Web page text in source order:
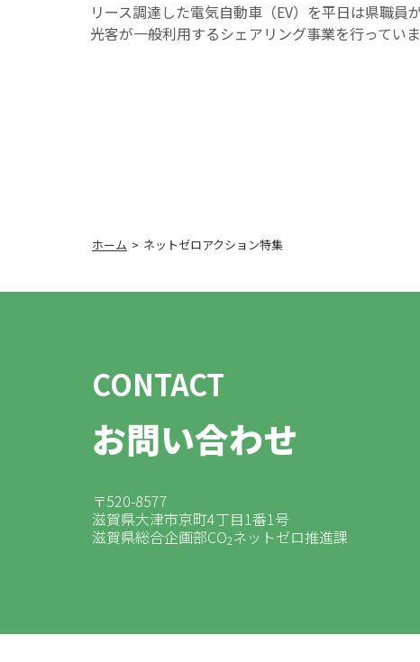
リース調達した電気自動車（EV）を平日は県職員
光客が一般利用するシェアリング事業を行っていま
ホーム ネットゼロアクション特集
CONTACT
お問い合わせ
〒520-8577
滋賀県大津市京町4丁目1番1号
滋賀県総合企画部CO2ネットゼロ推進課